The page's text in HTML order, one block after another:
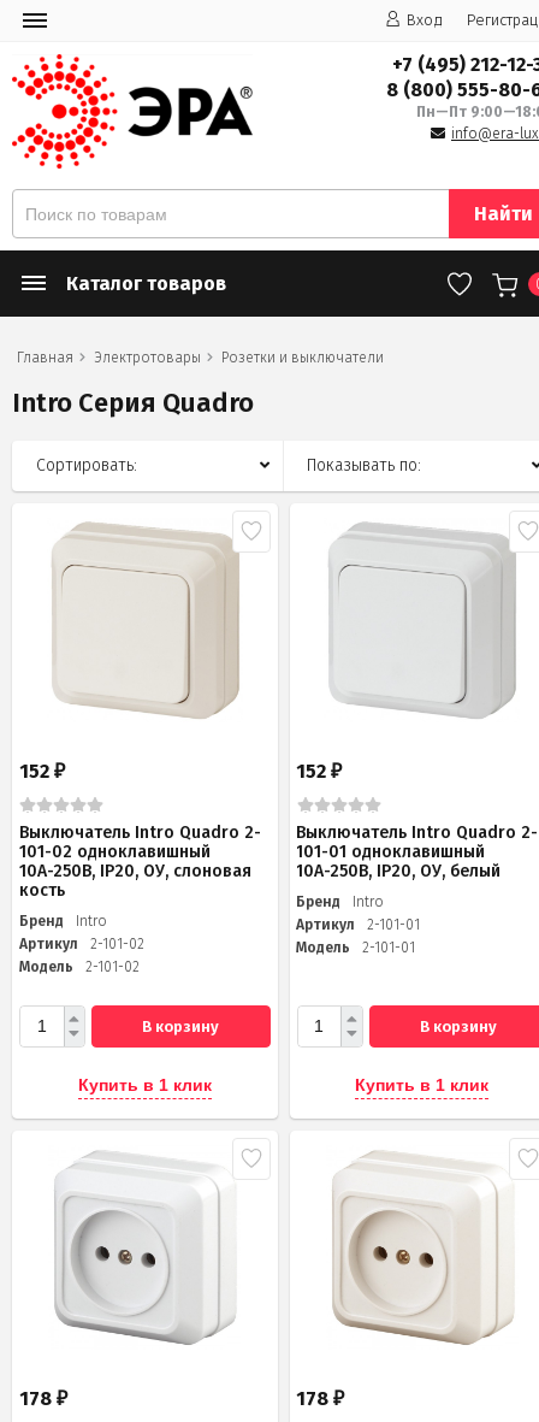
Вход
+7 (495) 212-12-
8 (800) 555-80-
Пн—Пт
info@era-
Найти
Каталог товаров
Главная Электротовары Розетки и выключатели
Intro Серия Quadro
Сортировать: Показывать по:
152 ₽
Выключатель Intro Quadro 2-
101-02 одноклавишный
10А-250В, IP20, ОУ, слоновая
кость
Бренд
Intro
Артикул
2-101-02
Модель
2-101-02
В корзину
Купить в 1 клик
152₽
Выключатель Intro Quadro 2-
101-01 одноклавишный
10А-250В, IP20, ОУ, белый
Бренд
Intro
Артикул
2-101-01
Модель
2-101-01
В корзину
Купить в 1 клик
178 ₽ 178₽